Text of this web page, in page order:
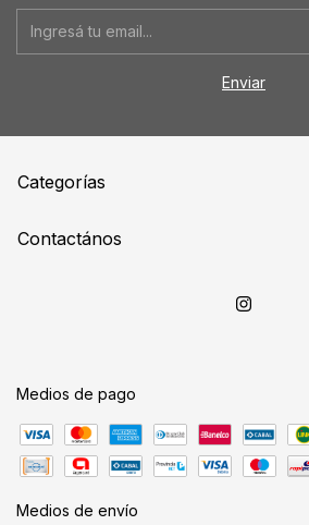
Categorías
Contactános
Medios de pago
Medios de envío